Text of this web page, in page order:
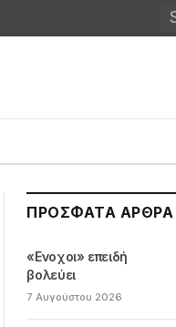
ΠΡΌΣΦΑΤΑ ΆΡΘΡΑ
«Ενοχοι» επειδή
βολεύει
7 Αυγούστου 2026